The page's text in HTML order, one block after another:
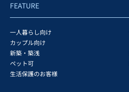
FEATURE
一人暮らし向け
カップル向け
新築・築浅
ペット可
生活保護のお客様